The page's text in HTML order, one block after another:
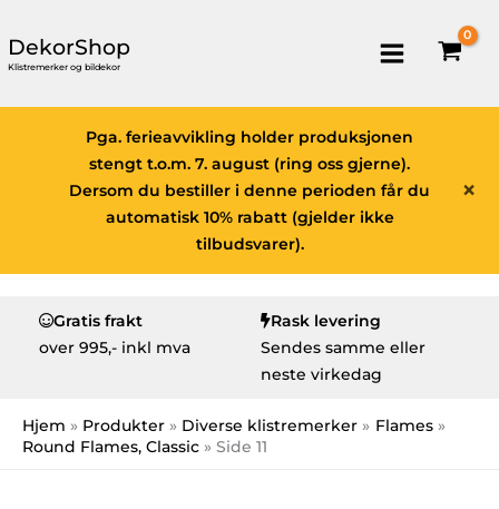
DekorShop
Klistremerker og bildekor
×
Pga. ferieavvikling holder produksjonen
stengt t.o.m. 7. august (ring oss gjerne).
Dersom du bestiller i denne perioden får du
automatisk 10% rabatt (gjelder ikke
tilbudsvarer).
Gratis frakt
over 995,- inkl mva
Rask levering
Sendes samme eller
neste virkedag
Hjem Produkter Diverse klistremerker
Flames
Round Flames, Classic
Side 11